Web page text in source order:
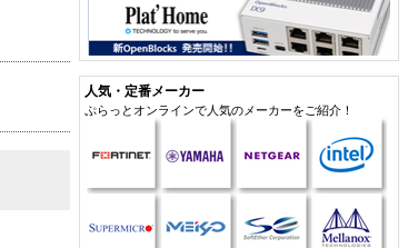
人気・定番メーカー
ぷらっとオンラインで人気のメーカーをご紹介！